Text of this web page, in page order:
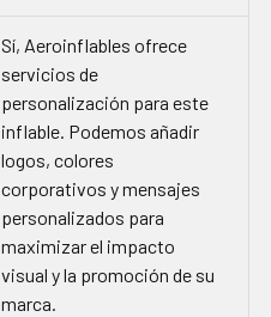
Sí, Aeroinflables ofrece
servicios de
personalización para este
inflable. Podemos añadir
logos, colores
corporativos y mensajes
personalizados para
maximizar el impacto
visual y la promoción de su
marca.